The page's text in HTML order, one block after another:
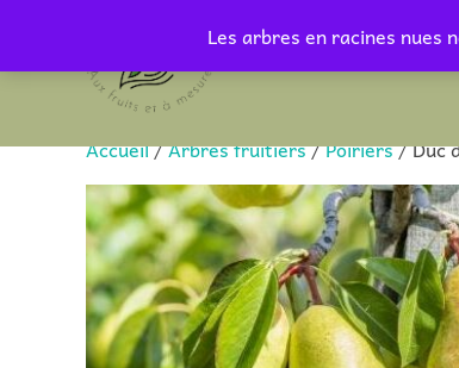
Les arbres en racines nues
contenu
Accueil/Arbres fruitiers/Poiriers/ Duc